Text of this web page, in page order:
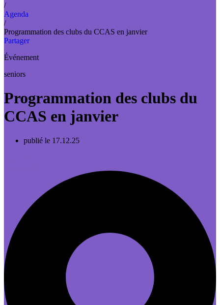
/
Agenda
/
Programmation des clubs du CCAS en janvier
Partager
Événement
seniors
Programmation des clubs du
CCAS en janvier
publié le 17.12.25